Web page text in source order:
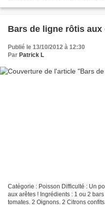
Bars de ligne rôtis
Publié le 13/10/2012 à 12:30
Par Patrick L
Catégorie : Poisson Difficulté : Un
aux arêtes ! Ingrédients : 1 ou 2
tomates. 2 Oignons. 2 Citrons